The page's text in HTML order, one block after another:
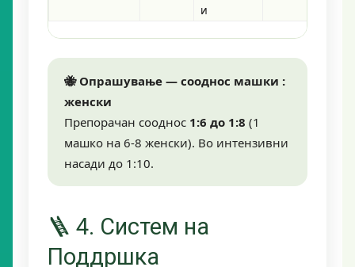
и
🐝 Опрашување — сооднос машки :
женски
Препорачан сооднос 1:6 до 1:8 (1
машко на 6-8 женски). Во интензивни
насади до 1:10.
🪜 4. Систем на
Поддршка